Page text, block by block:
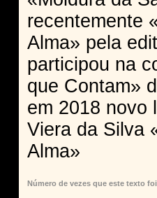
recentemente
Alma» pela
participou na
que Contam»
em 2018 novo
Viera da Silva
Alma»
Número de vezes que este texto